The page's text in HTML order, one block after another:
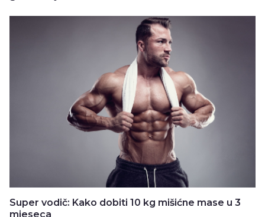
Super vodič: Kako dobiti 10 kg mišićne mase u 3
mjeseca